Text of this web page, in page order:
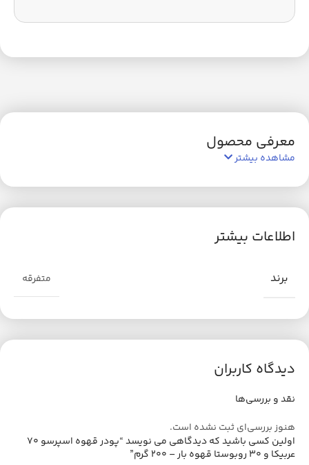
معرفی محصول
مشاهده بیشتر
اطلاعات بیشتر
برند متفرقه
دیدگاه کاربران
نقد و بررسی‌ها
هنوز بررسی‌ای ثبت نشده است.
اولین کسی باشید که دیدگاهی می نویسد “پودر قهوه اسپرسو ۷۰
عربیکا و ۳۰ روبوستا قهوه بار – ۲۰۰ گرم”